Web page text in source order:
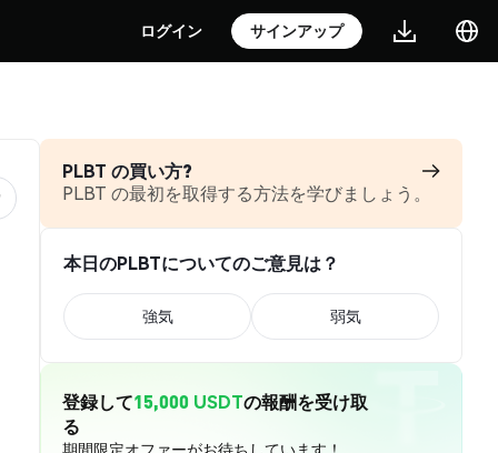
ログイン サインアップ
PLBT の買い方?
PLBT の最初を取得する方法を学びましょう。
本日のPLBTについてのご意見は？
強気 弱気
登録して15,000 USDTの報酬を受け取
る
期間限定オファーがお待ちしています！